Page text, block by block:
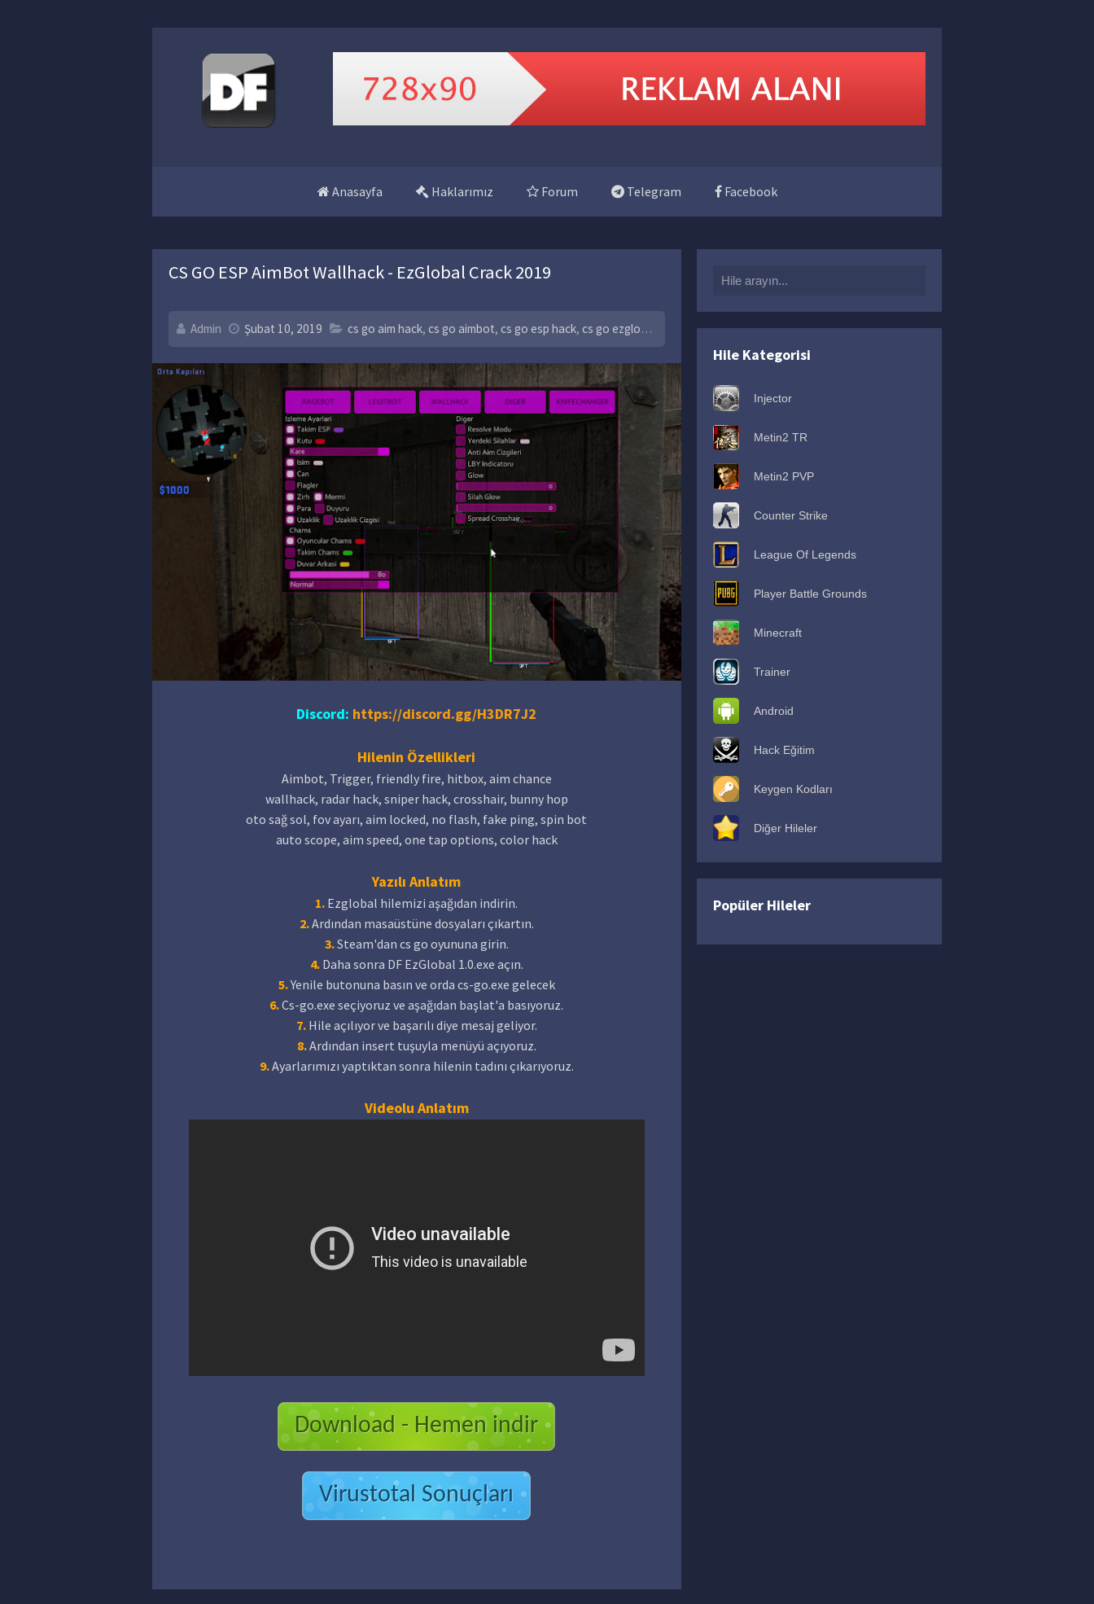
Anasayfa Haklarımız Forum Telegram Facebook
CS GO ESP AimBot Wallhack - EzGlobal Crack 2019
Admin Şubat 10, 2019 cs go aim hack, cs go aimbot, cs go esp hack, cs go ezglobal cs go unammo,cs go wallhack,cstrikehile,ezglobal crack
Discord: https://discord.gg/H3DR7J2
Hilenin Özellikleri
Aimbot, Trigger, friendly fire, hitbox, aim chance
wallhack, radar hack, sniper hack, crosshair, bunny hop
oto sağ sol, fov ayarı, aim locked, no flash, fake ping, spin bot
auto scope, aim speed, one tap options, color hack
Yazılı Anlatım
1. Ezglobal hilemizi aşağıdan indirin.
2.Ardından masaüstüne dosyaları çıkartın.
3.Steam'dan cs go oyununa girin.
4.Daha sonra DF EzGlobal 1.0.exe açın.
5.Yenile butonuna basın ve orda cs-go.exe gelecek
6.Cs-go.exe seçiyoruz ve aşağıdan başlat'a basıyoruz.
7. Hile açılıyor ve başarılı diye mesaj geliyor.
8.Ardından insert tuşuyla menüyü açıyoruz.
9.Ayarlarımızı yaptıktan sonra hilenin tadını çıkarıyoruz.
Videolu Anlatım
Download - Hemen indir
Virustotal Sonuçları
Search for:
Hile Kategorisi
Injector
Metin2 TR
Metin2 PVP
Counter Strike
League Of Legends
Player Battle Grounds
Minecraft
Trainer
Android
Hack Eğitim
Keygen Kodları
Diğer Hileler
Popüler Hileler